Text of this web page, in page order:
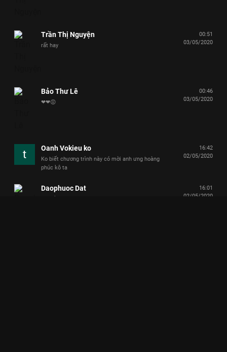
Trần Thị Nguyện
rất hay
00:51
03/05/2020
Bảo Thư Lê
❤❤😡
00:46
03/05/2020
Oanh Vokieu ko
Ko biết chương trình này có mời anh ưng hoàng
phúc kô ta
16:42
02/05/2020
Daophuoc Dat
16:01
02/05/2020